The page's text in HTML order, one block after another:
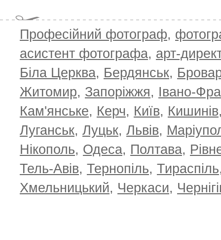
Професійний фотограф,
асистент фотографа, арт-
Біла Церква, Бердянськ,
Житомир, Запоріжжя, Івано-
Кам'янське, Керч, Київ, Кишинів
Луганськ, Луцьк, Львів,
Нікополь, Одеса, Полтава,
Тель-Авів, Тернопіль, Тираспіль
Хмельницький, Черкаси,